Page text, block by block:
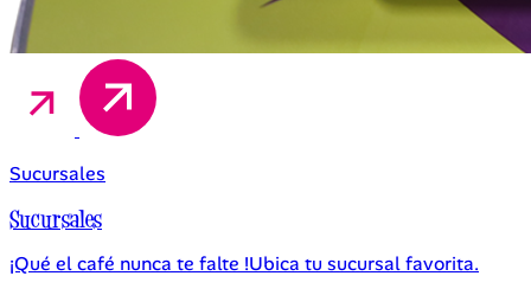
Sucursales
Sucursales
¡Qué el café nunca te falte !Ubica tu sucursal favorita.